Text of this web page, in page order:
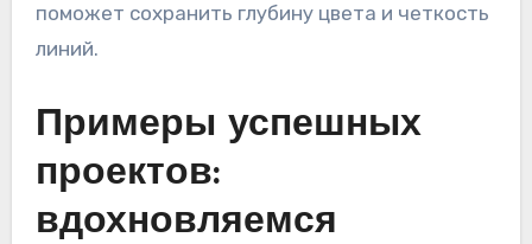
поможет сохранить глубину цвета и четкость
линий.
Примеры успешных
проектов:
вдохновляемся